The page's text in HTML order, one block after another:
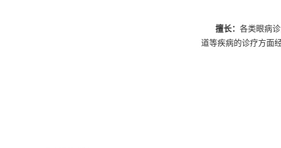
擅长： 各类眼病
道等疾病的诊疗方面